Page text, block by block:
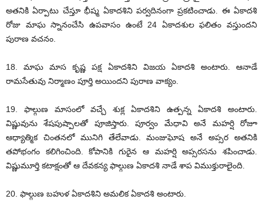
అతనికి ఏర్పాటు చేస్తూ భీష్మ ఏకాదశిని పర్వదినంగా ప్రకటించాడు. ఈ ఏకాదశి
రోజు మాఘ స్నానంచేసి ఉపవాసం ఉంటే 24 ఏకాదశుల ఫలితం వస్తుందని
పురాణ వచనం.
18. మాఘ మాస కృష్ణ పక్ష ఏకాదశిని విజయ ఏకాదశి అంటారు. ఆనాడే
రామసేతువు నిర్మాణం పూర్తి అయిందని పురాణ వాక్యం.
19. ఫాల్గుణ మాసంలో వచ్చే శుక్ల ఏకాదశిని ఉత్పన్న ఏకాదశి అంటారు.
విష్ణువును శేషపుష్పాలతో పూజిస్తారు. పూర్వం మేధావి అనే మహర్షి రోజూ
ఆధ్యాత్మిక చింతనలో మునిగి తేలేవాడు. మంజుఘోష అనే అప్సర అతనికి
తపోభంగం కలిగించింది. కోపానికి గురైన ఆ మహర్షి అప్సరసను శపించాడు.
విష్ణుమూర్తి కటాక్షంతో ఆ దేవకన్య ఫాల్గుణ ఏకాదశి నాడే శాప విముక్తురాలైంది.
20. ఫాల్గుణ బహుళ ఏకాదశిని అమలిక ఏకాదశి అంటారు.